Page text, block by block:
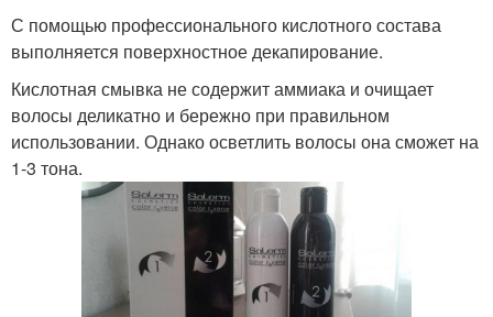
С помощью профессионального кислотного состава
выполняется поверхностное декапирование.
Кислотная смывка не содержит аммиака и очищает
волосы деликатно и бережно при правильном
использовании. Однако осветлить волосы она сможет на
1-3 тона.